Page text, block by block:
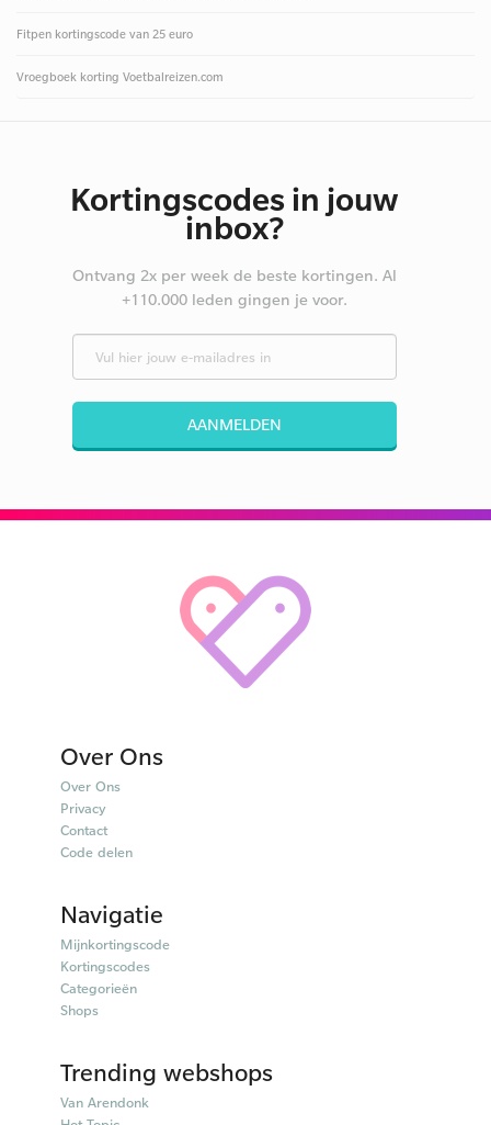
Fitpen kortingscode van 25 euro
Vroegboek korting Voetbalreizen.com
Kortingscodes in jouw
inbox?
Ontvang 2x per week de beste kortingen. Al
+110.000 leden gingen je voor.
AANMELDEN
Over Ons
Over Ons
Privacy
Contact
Code delen
Navigatie
Mijnkortingscode
Kortingscodes
Categorieën
Shops
Trending webshops
Van Arendonk